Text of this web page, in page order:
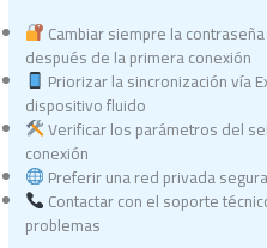
Cambiar siempre la
después de la primera conexión
Priorizar la sincronización vía
dispositivo fluido
Verificar los parámetros del
conexión
Preferir una red privada
Contactar con el soporte
problemas